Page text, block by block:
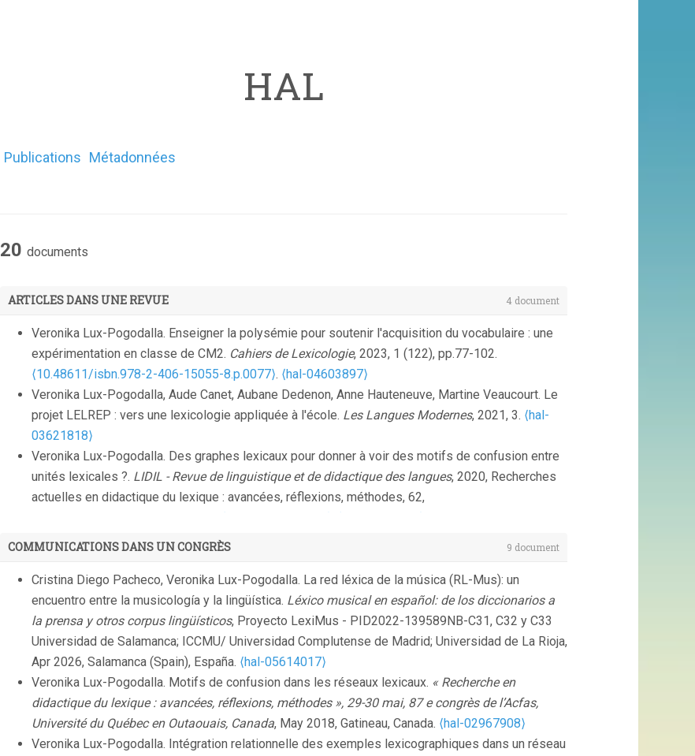
HAL
Publications Métadonnées
20 documents
ARTICLES DANS UNE REVUE 4 document
Veronika Lux-Pogodalla. Enseigner la polysémie pour soutenir l'acquisition du vocabulaire : une
expérimentation en classe de CM2. Cahiers de Lexicologie, 2023, 1 (122), pp.77-102.
⟨10.48611/isbn.978-2-406-15055-8.p.0077⟩. ⟨hal-04603897⟩
Veronika Lux-Pogodalla, Aude Canet, Aubane Dedenon, Anne Hauteneuve, Martine Veaucourt. Le
projet LELREP : vers une lexicologie appliquée à l'école. Les Langues Modernes, 2021, 3. ⟨hal-
03621818⟩
Veronika Lux-Pogodalla. Des graphes lexicaux pour donner à voir des motifs de confusion entre
unités lexicales ?. LIDIL - Revue de linguistique et de didactique des langues, 2020, Recherches
actuelles en didactique du lexique : avancées, réflexions, méthodes, 62,
⟨10.4000/lidil.7973⟩
⟨hal-02976667⟩
Veronika Lux-Pogodalla, Jean-Yves Vion-Dury. Réflexions sur la modélisation des documents.
COMMUNICATIONS DANS UN CONGRÈS 9 document
Cristina Diego Pacheco, Veronika Lux-Pogodalla. La red léxica de la música (RL-Mus): un
encuentro entre la musicología y la lingüística. Léxico musical en español: de los diccionarios a
la prensa y otros corpus lingüísticos, Proyecto LexiMus - PID2022-139589NB-C31, C32 y C33
Universidad de Salamanca; ICCMU/ Universidad Complutense de Madrid; Universidad de La Rioja,
Apr 2026, Salamanca (Spain), España. ⟨hal-05614017⟩
Veronika Lux-Pogodalla. Motifs de confusion dans les réseaux lexicaux. « Recherche en
didactique du lexique : avancées, réflexions, méthodes », 29-30 mai, 87 e congrès de l’Acfas,
Université du Québec en Outaouais, Canada, May 2018, Gatineau, Canada. ⟨hal-02967908⟩
Veronika Lux-Pogodalla. Intégration relationnelle des exemples lexicographiques dans un réseau